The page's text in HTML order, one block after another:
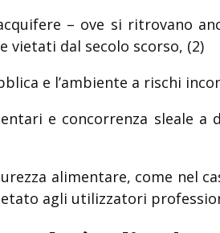
– ove si ritrovano
vietati dal secolo scorso, (2)
e l’ambiente a rischi
e concorrenza sleale a
alimentare, come nel
agli utilizzatori